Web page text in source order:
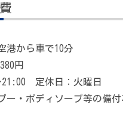
港から車で10分
円
定休日：火曜日
ー・ボディソープ等の備付